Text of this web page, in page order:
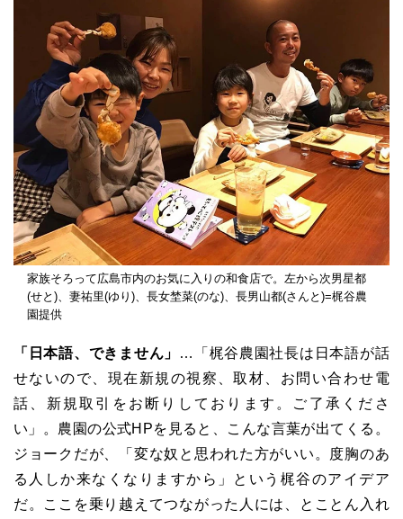
家族そろって広島市内のお気に入りの和食店で。左から次男星都
(せと)、妻祐里(ゆり)、長女埜菜(のな)、長男山都(さんと)=梶谷農
園提供
「日本語、できません」
…「梶谷農園社長は日本語が話
せないので、現在新規の視察、取材、お問い合わせ電
話、新規取引をお断りしております。ご了承くださ
い」。農園の公式HPを見ると、こんな言葉が出てくる。
ジョークだが、「変な奴と思われた方がいい。度胸のあ
る人しか来なくなりますから」という梶谷のアイデア
だ。ここを乗り越えてつながった人には、とことん入れ